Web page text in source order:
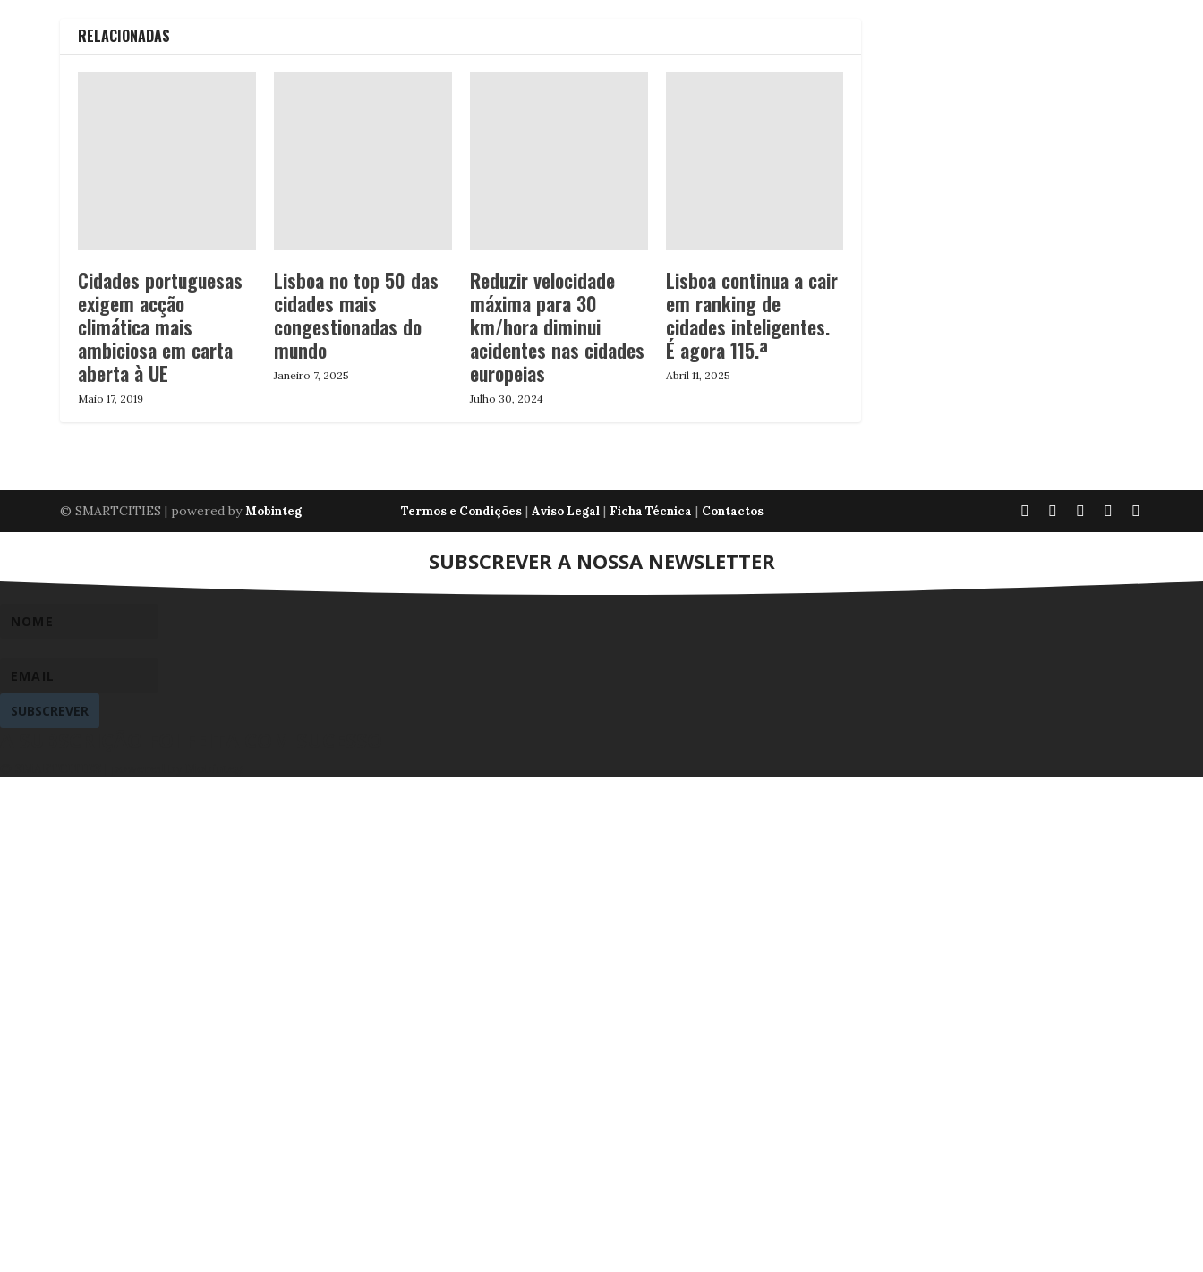
RELACIONADAS
Cidades portuguesas
exigem acção
climática mais
ambiciosa em carta
aberta à UE
Maio 17, 2019
Lisboa no top 50 das
cidades mais
congestionadas do
mundo
Janeiro 7, 2025
Reduzir velocidade
máxima para 30
km/hora diminui
acidentes nas cidades
europeias
Julho 30, 2024
Lisboa continua a cair
em ranking de
cidades inteligentes.
É agora 115.ª
Abril 11, 2025
© SMARTCITIES | powered byMobinteg Termos e Condições |Aviso Legal | Ficha Técnica | Contactos
SUBSCREVER A NOSSA NEWSLETTER
SUBSCREVER